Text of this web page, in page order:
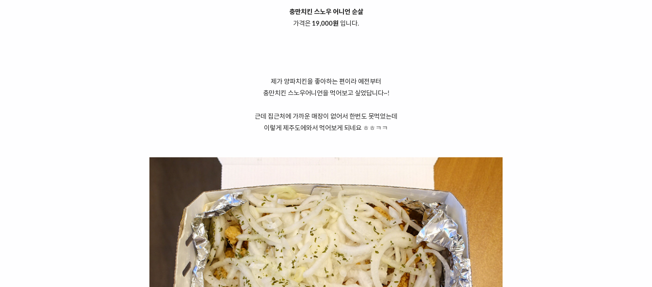
충만치킨 스노우 어니언 순살
가격은 19,000원 입니다.
제가 양파치킨을 좋아하는 편이라 예전부터
충만치킨 스노우어니언을 먹어보고 싶었답니다~!
근데 집근처에 가까운 매장이 없어서 한번도 못먹었는데
이렇게 제주도에와서 먹어보게 되네요 ㅎㅎㅋㅋ